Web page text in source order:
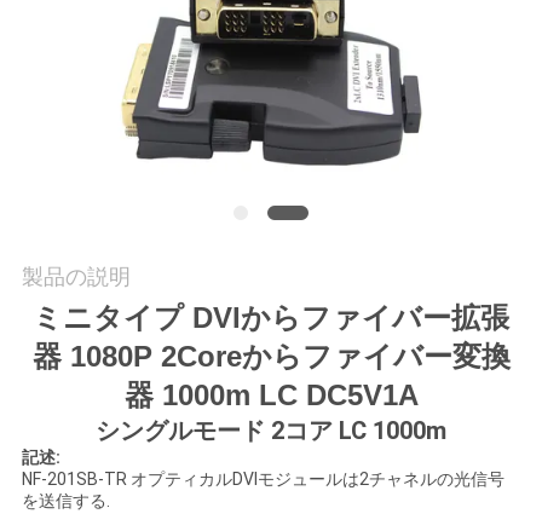
達
連
し
な
製品の説明
ミニタイプ DVIからファイバー拡張
器 1080P 2Coreからファイバー変換
器 1000m LC DC5V1A
シングルモード 2コア LC 1000m
記述:
NF-201SB-TR オプティカルDVIモジュールは2チャネルの光信号
を送信する.